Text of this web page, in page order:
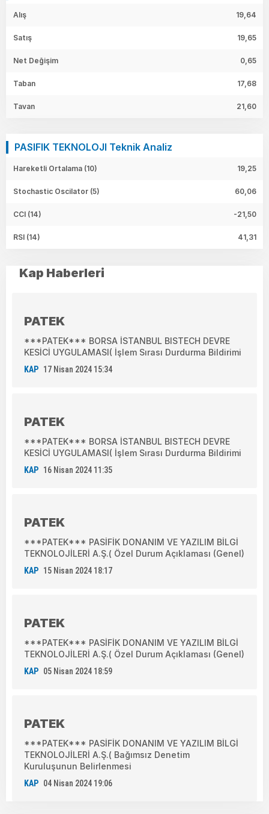
Alış 19,64
Satış 19,65
Net Değişim 0,65
Taban 17,68
Tavan 21,60
PASIFIK TEKNOLOJI Teknik Analiz
Hareketli Ortalama (10) 19,25
Stochastic Oscilator (5) 60,06
CCI (14) -21,50
RSI (14) 41,31
Kap Haberleri
PATEK
***PATEK*** BORSA İSTANBUL BISTECH DEVRE
KESİCİ UYGULAMASI( İşlem Sırası Durdurma Bildirimi
KAP 17 Nisan 2024 15:34
PATEK
***PATEK*** BORSA İSTANBUL BISTECH DEVRE
KESİCİ UYGULAMASI( İşlem Sırası Durdurma Bildirimi
KAP 16 Nisan 2024 11:35
PATEK
***PATEK*** PASİFİK DONANIM VE YAZILIM BİLGİ
TEKNOLOJİLERİ A.Ş.( Özel Durum Açıklaması (Genel)
KAP 15 Nisan 2024 18:17
PATEK
***PATEK*** PASİFİK DONANIM VE YAZILIM BİLGİ
TEKNOLOJİLERİ A.Ş.( Özel Durum Açıklaması (Genel)
KAP 05 Nisan 2024 18:59
PATEK
***PATEK*** PASİFİK DONANIM VE YAZILIM BİLGİ
TEKNOLOJİLERİ A.Ş.( Bağımsız Denetim
Kuruluşunun Belirlenmesi
KAP 04 Nisan 2024 19:06